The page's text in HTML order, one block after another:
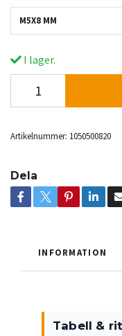
M5X8 MM
I lager.
Artikelnummer: 1050500820
Dela
INFORMATION
Tabell &